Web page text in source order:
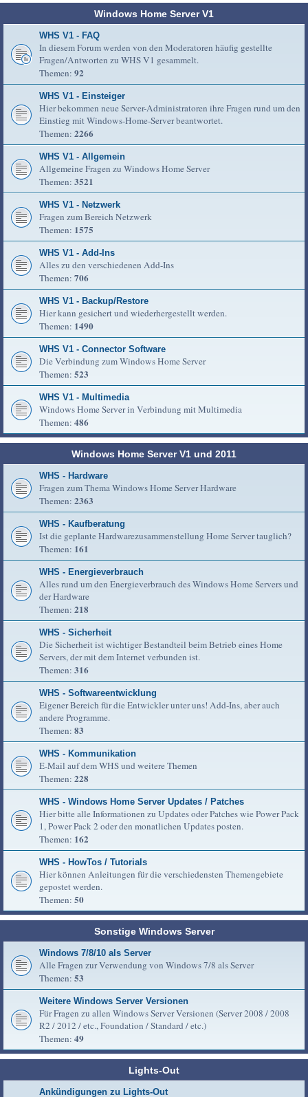
Windows Home Server V1
WHS V1 - FAQ
In diesem Forum werden von den Moderatoren häufig gestellte
Fragen/Antworten zu WHS V1 gesammelt.
Themen: 92
WHS V1 - Einsteiger
Hier bekommen neue Server-Administratoren ihre Fragen rund um den
Einstieg mit Windows-Home-Server beantwortet.
Themen: 2266
WHS V1 - Allgemein
Allgemeine Fragen zu Windows Home Server
Themen: 3521
WHS V1 - Netzwerk
Fragen zum Bereich Netzwerk
Themen: 1575
WHS V1 - Add-Ins
Alles zu den verschiedenen Add-Ins
Themen: 706
WHS V1 - Backup/Restore
Hier kann gesichert und wiederhergestellt werden.
Themen: 1490
WHS V1 - Connector Software
Die Verbindung zum Windows Home Server
Themen: 523
WHS V1 - Multimedia
Windows Home Server in Verbindung mit Multimedia
Themen: 486
Windows Home Server V1 und 2011
WHS - Hardware
Fragen zum Thema Windows Home Server Hardware
Themen: 2363
WHS - Kaufberatung
Ist die geplante Hardwarezusammenstellung Home Server tauglich?
Themen: 161
WHS - Energieverbrauch
Alles rund um den Energieverbrauch des Windows Home Servers und
der Hardware
Themen: 218
WHS - Sicherheit
Die Sicherheit ist wichtiger Bestandteil beim Betrieb eines Home
Servers, der mit dem Internet verbunden ist.
Themen: 316
WHS - Softwareentwicklung
Eigener Bereich für die Entwickler unter uns! Add-Ins, aber auch
andere Programme.
Themen: 83
WHS - Kommunikation
E-Mail auf dem WHS und weitere Themen
Themen: 228
WHS - Windows Home Server Updates / Patches
Hier bitte alle Informationen zu Updates oder Patches wie Power Pack
1, Power Pack 2 oder den monatlichen Updates posten.
Themen: 162
WHS - HowTos / Tutorials
Hier können Anleitungen für die verschiedensten Themengebiete
gepostet werden.
Themen: 50
Sonstige Windows Server
Windows 7/8/10 als Server
Alle Fragen zur Verwendung von Windows 7/8 als Server
Themen: 53
Weitere Windows Server Versionen
Für Fragen zu allen Windows Server Versionen (Server 2008 / 2008
R2 / 2012 / etc., Foundation / Standard / etc.)
Themen: 49
Lights-Out
Ankündigungen zu Lights-Out